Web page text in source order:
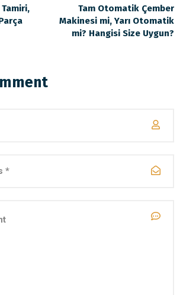
Tamiri,
Tam Otomatik Çember
Makinesi mi, Yarı Otomatik
mi? Hangisi Size Uygun?